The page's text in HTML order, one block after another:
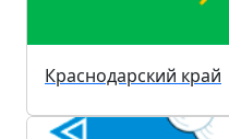
Краснодарский край